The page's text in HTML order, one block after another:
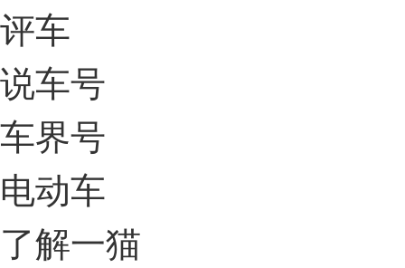
评车
说车号
车界号
电动车
了解一猫